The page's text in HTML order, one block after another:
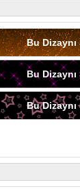
Bu Dizaynı
Bu Dizaynı
Bu Dizaynı